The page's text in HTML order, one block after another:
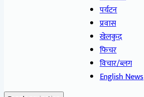
पर्यटन
प्रवास
खेलकुद
फिचर
विचार/ब्लग
English News